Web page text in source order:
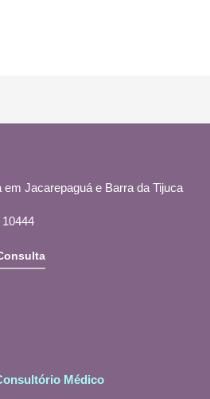
Jacarepaguá e Barra da Tijuca
Médico